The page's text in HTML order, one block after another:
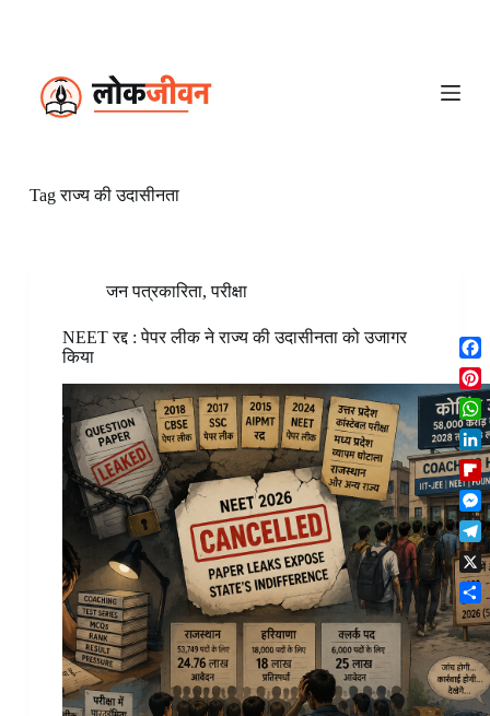
Tagराज्य की उदासीनता
जन पत्रकारिता,परीक्षा
NEET रद्द : पेपर लीक ने राज्य की उदासीनता को उजागर
किया
F
a
c
e
b
o
o
k
P
i
n
t
e
r
e
s
t
W
h
a
t
s
A
p
p
L
i
n
k
e
d
I
n
F
l
i
p
b
o
a
r
d
M
e
s
s
e
n
g
e
r
T
e
l
e
g
r
a
m
X
S
h
a
r
e